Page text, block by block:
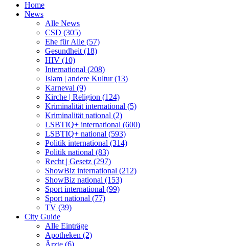
Home
News
Alle News
CSD (305)
Ehe für Alle (57)
Gesundheit (18)
HIV (10)
International (208)
Islam | andere Kultur (13)
Karneval (9)
Kirche | Religion (124)
Kriminalität international (5)
Kriminalität national (2)
LSBTIQ+ international (600)
LSBTIQ+ national (593)
Politik international (314)
Politik national (83)
Recht | Gesetz (297)
ShowBiz international (212)
ShowBiz national (153)
Sport international (99)
Sport national (77)
TV (39)
City Guide
Alle Einträge
Apotheken (2)
Ärzte (6)